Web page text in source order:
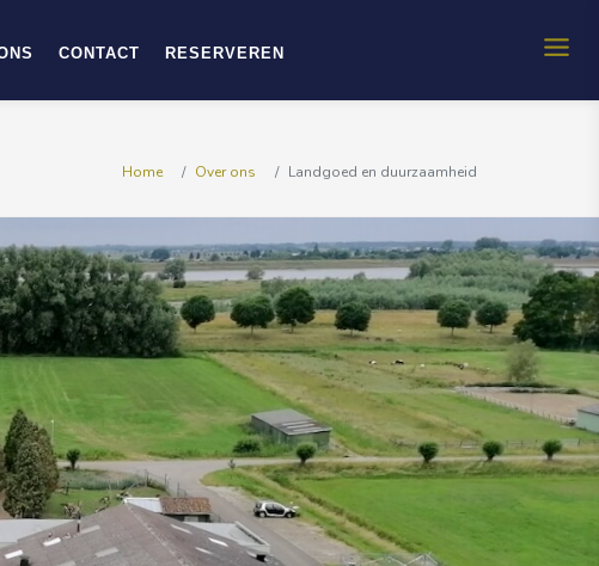
CONTACT RESERVEREN
Home Over ons Landgoed en duurzaamheid